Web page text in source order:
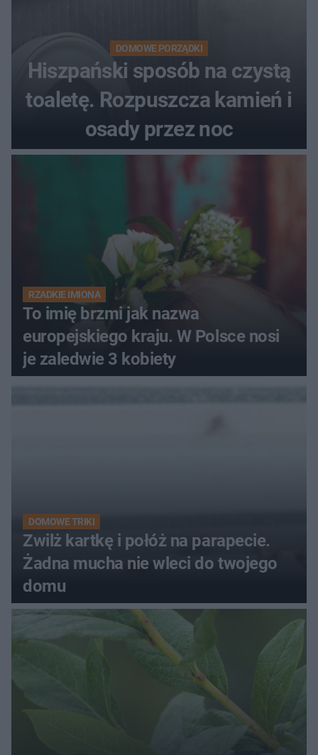
DOMOWE PORZĄDKI
Hiszpański sposób na czystą
toaletę. Rozpuszcza kamień i
osady przez noc
RZADKIE IMIONA
To imię brzmi jak nazwa
europejskiego kraju. W Polsce nosi
je zaledwie 3 kobiety
DOMOWE TRIKI
Zwilż kartkę i połóż na parapecie.
Żadna mucha nie wleci do twojego
domu